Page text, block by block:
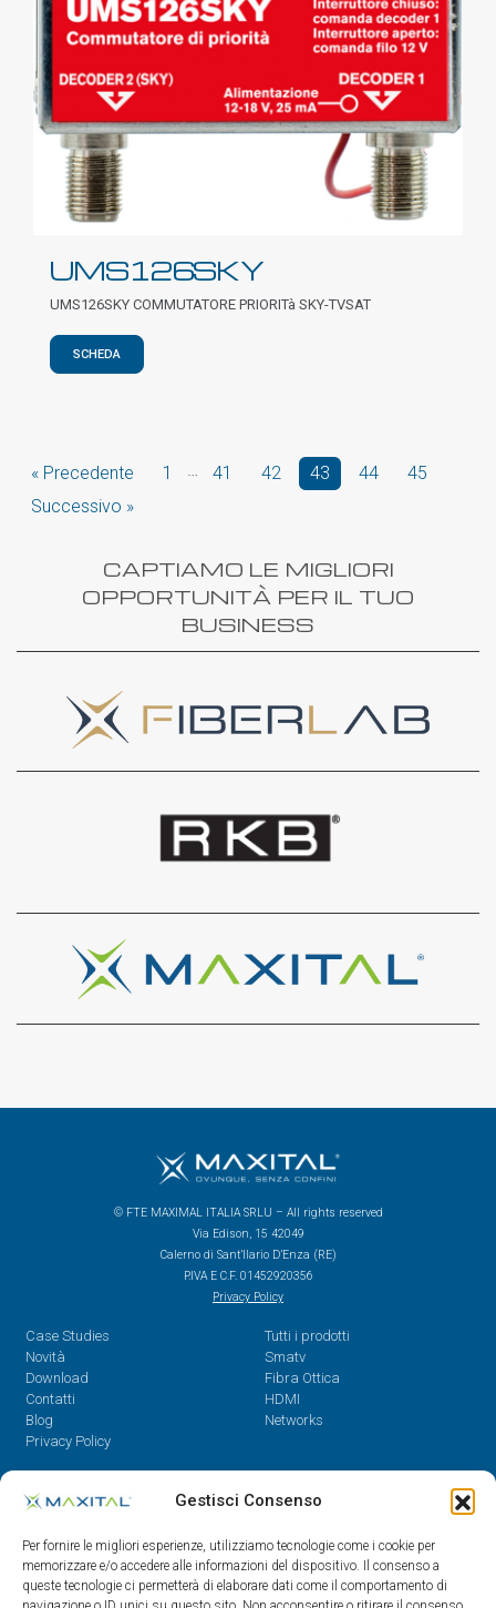
Gestisci Consenso
Per fornire le migliori esperienze, utilizziamo tecnologie come i cookie per
memorizzare e/o accedere alle informazioni del dispositivo. Il consenso a
queste tecnologie ci permetterà di elaborare dati come il comportamento di
UMS126SKY
UMS126SKY COMMUTATORE PRIORITà SKY-TVSAT
SCHEDA
« Precedente 1 … 41 42 43 44
45
Successivo »
CAPTIAMO LE MIGLIORI
OPPORTUNITÀ PER IL TUO
BUSINESS
© FTE MAXIMAL ITALIA SRLU – All rights reserved
Via Edison, 15 42049
Calerno di Sant’Ilario D’Enza (RE)
P.IVA E C.F. 01452920356
Privacy Policy
Case Studies
Novità
Download
Contatti
Blog
Privacy Policy
Tutti i prodotti
Smatv
Fibra Ottica
HDMI
Networks
Contatti
08.30 - 12.30 / 14 - 18
0522/909701